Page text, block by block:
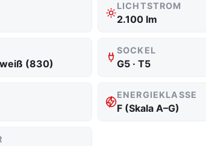
LICHTSTROM
2.100 lm
(830)
SOCKEL
G5 · T5
ENERGIEKLASSE
F (Skala A–G)